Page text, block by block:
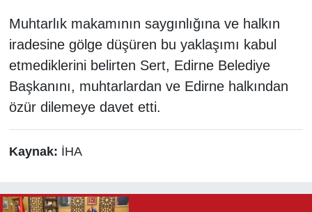
Muhtarlık makamının saygınlığına ve halkın
iradesine gölge düşüren bu yaklaşımı kabul
etmediklerini belirten Sert, Edirne Belediye
Başkanını, muhtarlardan ve Edirne halkından
özür dilemeye davet etti.
Kaynak: İHA